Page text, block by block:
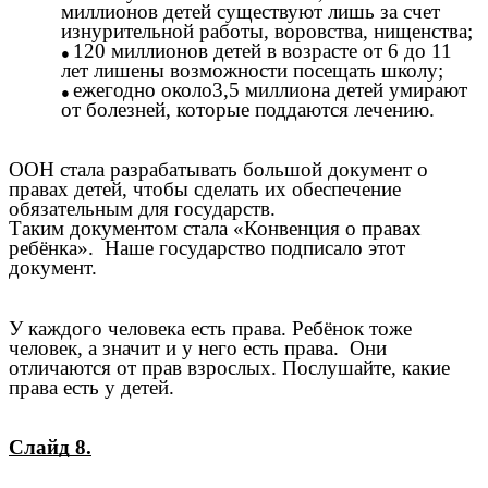
миллионов детей существуют лишь за счет
изнурительной работы, воровства, нищенства;
120 миллионов детей в возрасте от 6 до 11
лет лишены возможности посещать школу;
ежегодно около3,5 миллиона детей умирают
от болезней, которые поддаются лечению.
ООН стала разрабатывать большой документ о
правах детей, чтобы сделать их обеспечение
обязательным для государств.
Таким документом стала «Конвенция о правах
ребёнка». Наше государство подписало этот
документ.
У каждого человека есть права. Ребёнок тоже
человек, а значит и у него есть права. Они
отличаются от прав взрослых. Послушайте, какие
права есть у детей.
Слайд 8.